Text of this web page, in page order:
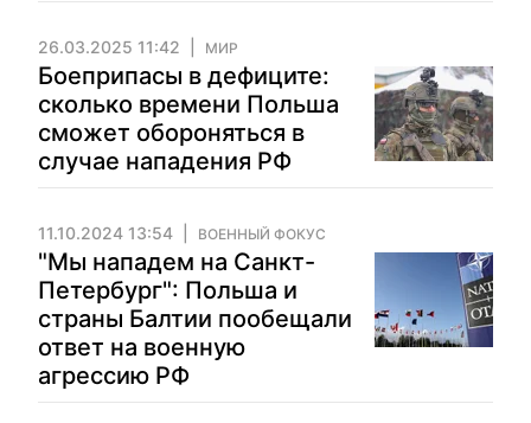
26.03.2025 11:42 МИР
Боеприпасы в дефиците:
сколько времени Польша
сможет обороняться в
случае нападения РФ
11.10.2024 13:54 ВОЕННЫЙ ФОКУС
"Мы нападем на Санкт-
Петербург": Польша и
страны Балтии пообещали
ответ на военную
агрессию РФ